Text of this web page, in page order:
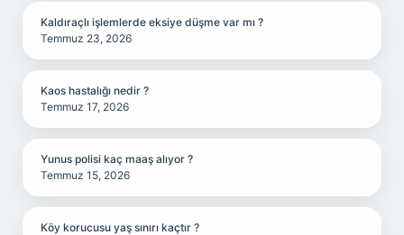
Kaldıraçlı işlemlerde eksiye düşme var mı ?
Temmuz 23, 2026
Kaos hastalığı nedir ?
Temmuz 17, 2026
Yunus polisi kaç maaş alıyor ?
Temmuz 15, 2026
Köy korucusu yaş sınırı kaçtır ?